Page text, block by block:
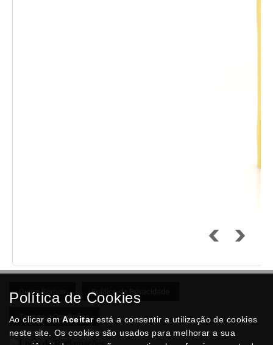
Quem Somos Politica de Privacidade
Termos e Condições
Política de Cookies
Ao clicar emAceitarestá a consentir a utilização de cookies
neste site. Os cookies são usados para melhorar a sua